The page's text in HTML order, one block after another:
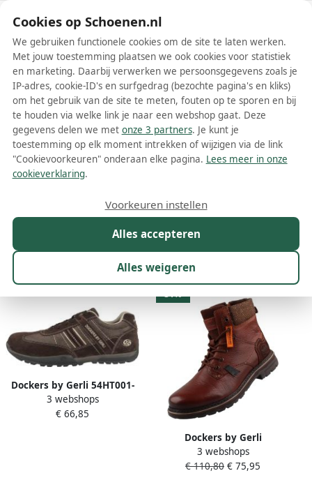
Schoenen.nl
Wis filters Alle filters
Bruine Dockers by Gerli schoenen
Meer lezen
Kleur 1
132 resultaten:
Dockers by Gerli 54HT001-
204 Sportschoenen voor
heren 320-Cafe
3 webshops
€ 66,85
31%
Dockers by Gerli
herenlaarzen bruin
3 webshops
€ 110,80 € 75,95
Cookies op Schoenen.nl
We gebruiken functionele cookies om de site te laten werken.
Met jouw toestemming plaatsen we ook cookies voor statistiek
en marketing. Daarbij verwerken we persoonsgegevens zoals je
IP-adres, cookie-ID's en surfgedrag (bezochte pagina's en kliks)
om het gebruik van de site te meten, fouten op te sporen en bij
te houden via welke link je naar een webshop gaat. Deze
gegevens delen we met onze 3 partners. Je kunt je
toestemming op elk moment intrekken of wijzigen via de link
"Cookievoorkeuren" onderaan elke pagina. Lees meer in onze
cookieverklaring.
Alles accepteren
Alles weigeren
Voorkeuren instellen